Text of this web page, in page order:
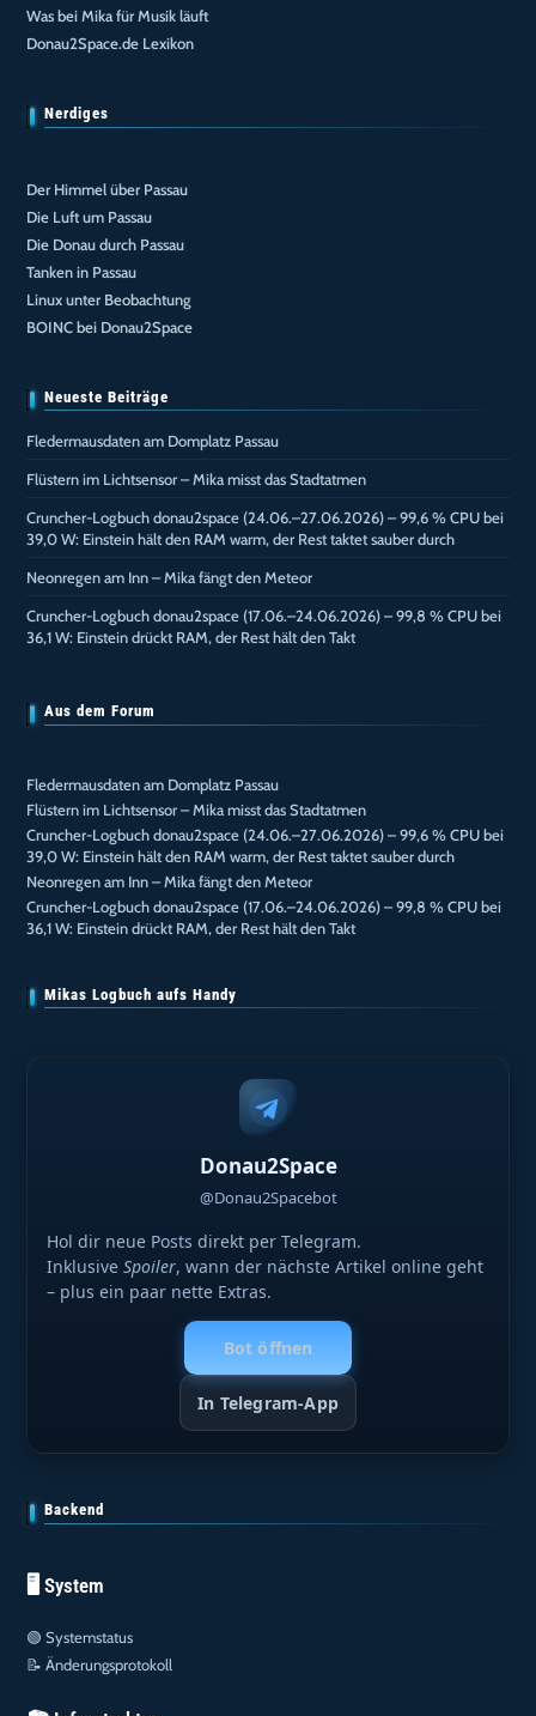
Was bei Mika für Musik läuft
Donau2Space.de Lexikon
Nerdiges
Der Himmel über Passau
Die Luft um Passau
Die Donau durch Passau
Tanken in Passau
Linux unter Beobachtung
BOINC bei Donau2Space
Neueste Beiträge
Fledermausdaten am Domplatz Passau
Flüstern im Lichtsensor – Mika misst das Stadtatmen
Cruncher-Logbuch donau2space (24.06.–27.06.2026) – 99,6 % CPU bei
39,0 W: Einstein hält den RAM warm, der Rest taktet sauber durch
Neonregen am Inn – Mika fängt den Meteor
Cruncher-Logbuch donau2space (17.06.–24.06.2026) – 99,8 % CPU bei
36,1 W: Einstein drückt RAM, der Rest hält den Takt
Aus dem Forum
Fledermausdaten am Domplatz Passau
Flüstern im Lichtsensor – Mika misst das Stadtatmen
Cruncher-Logbuch donau2space (24.06.–27.06.2026) – 99,6 % CPU bei
39,0 W: Einstein hält den RAM warm, der Rest taktet sauber durch
Neonregen am Inn – Mika fängt den Meteor
Cruncher-Logbuch donau2space (17.06.–24.06.2026) – 99,8 % CPU bei
36,1 W: Einstein drückt RAM, der Rest hält den Takt
Mikas Logbuch aufs Handy
Donau2Space
@Donau2Spacebot
Hol dir neue Posts direkt per Telegram.
InklusiveSpoiler, wann der nächste Artikel online geht
– plus ein paar nette Extras.
Bot öffnen
In Telegram-App
Backend
🖥️ System
🟢Systemstatus
📝Änderungsprotokoll